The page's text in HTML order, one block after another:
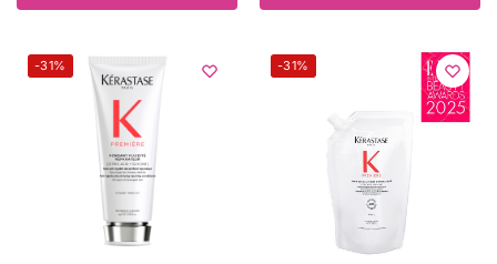
-31% -31%